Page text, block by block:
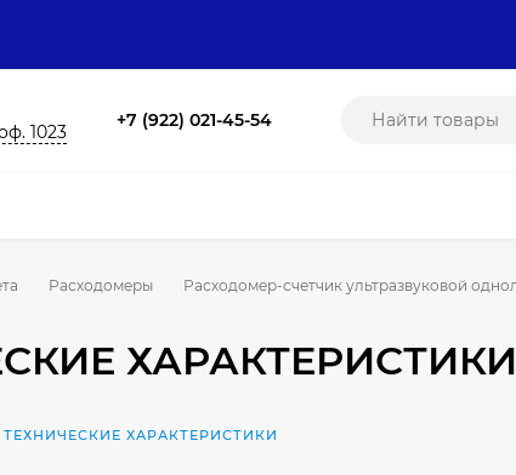
1023
+7 (922) 021-45-54
Расходомеры Расходомер-счетчик ультразвуковой
ХАРАКТЕРИСТИКИ
ТЕХНИЧЕСКИЕ ХАРАКТЕРИСТИКИ